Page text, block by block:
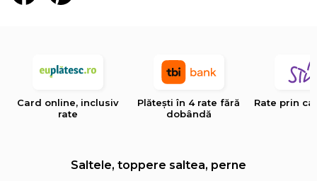
Card online, inclusiv
rate
Plătești în 4 rate fără
dobândă
Rate prin
Saltele, toppere saltea, perne